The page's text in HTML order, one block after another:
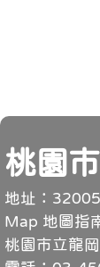
頁尾
桃園
地址：
Map 地圖指
桃園市立龍